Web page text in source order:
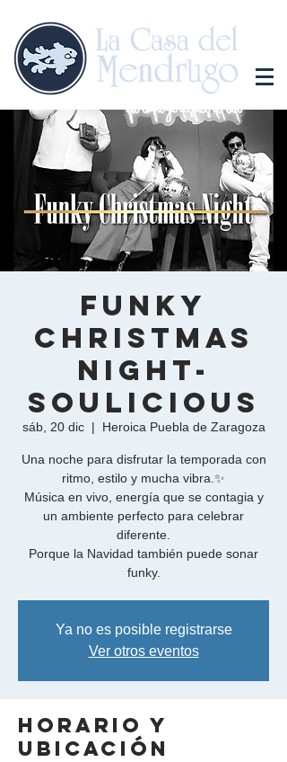
Funky
Christmas
Night-
Soulicious
sáb, 20 dic
  |
Heroica Puebla de Zaragoza
Una noche para disfrutar la temporada con
ritmo, estilo y mucha vibra.✨
Música en vivo, energía que se contagia y
un ambiente perfecto para celebrar
diferente.
Porque la Navidad también puede sonar
funky.
Ya no es posible registrarse
Ver otros eventos
Horario y
ubicación